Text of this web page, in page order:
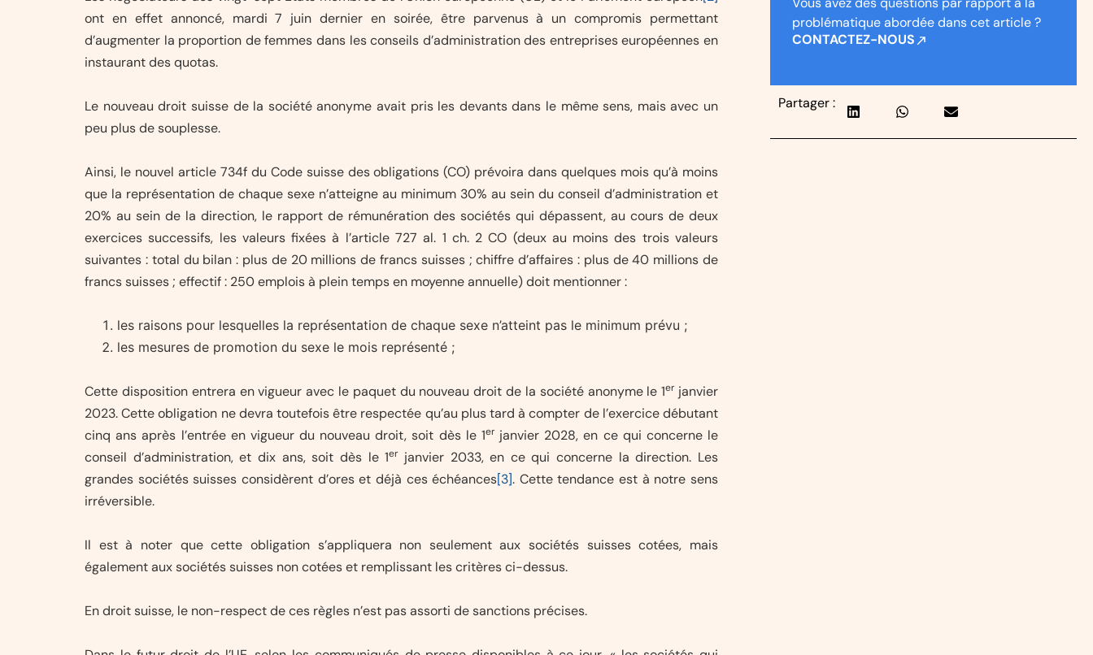
ont en effet annoncé, mardi 7 juin dernier en soirée, être parvenus à un compromis permettant
d’augmenter la proportion de femmes dans les conseils d’administration des entreprises européennes en
instaurant des quotas.
Le nouveau droit suisse de la société anonyme avait pris les devants dans le même sens, mais avec un
peu plus de souplesse.
Ainsi, le nouvel article 734f du Code suisse des obligations (CO) prévoira dans quelques mois qu’à moins
que la représentation de chaque sexe n’atteigne au minimum 30% au sein du conseil d’administration et
20% au sein de la direction, le rapport de rémunération des sociétés qui dépassent, au cours de deux
exercices successifs, les valeurs fixées à l’article 727 al. 1 ch. 2 CO (deux au moins des trois valeurs
suivantes : total du bilan : plus de 20 millions de francs suisses ; chiffre d’affaires : plus de 40 millions de
francs suisses ; effectif : 250 emplois à plein temps en moyenne annuelle) doit mentionner :
les raisons pour lesquelles la représentation de chaque sexe n’atteint pas le minimum prévu ;
les mesures de promotion du sexe le mois représenté ;
Cette disposition entrera en vigueur avec le paquet du nouveau droit de la société anonyme le 1erjanvier
2023. Cette obligation ne devra toutefois être respectée qu’au plus tard à compter de l’exercice débutant
cinq ans après l’entrée en vigueur du nouveau droit, soit dès le 1erjanvier 2028, en ce qui concerne le
conseil d’administration, et dix ans, soit dès le 1erjanvier 2033, en ce qui concerne la direction. Les
grandes sociétés suisses considèrent d’ores et déjà ces échéances[3]. Cette tendance est à notre sens
irréversible.
Il est à noter que cette obligation s’appliquera non seulement aux sociétés suisses cotées, mais
également aux sociétés suisses non cotées et remplissant les critères ci-dessus.
En droit suisse, le non-respect de ces règles n’est pas assorti de sanctions précises.
problématique abordée dans cet article ?
CONTACTEZ-NOUS
Partager :